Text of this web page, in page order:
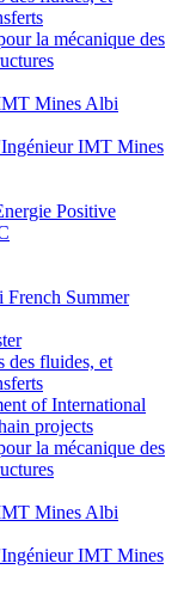
la mécanique des
Mines Albi
IMT Mines
Positive
Summer
des fluides, et
of International
projects
la mécanique des
Mines Albi
IMT Mines